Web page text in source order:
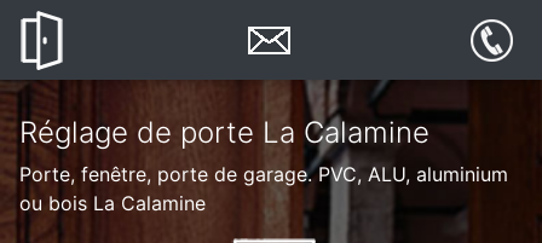
Réglage de porte La Calamine
Porte, fenêtre, porte de garage. PVC, ALU, aluminium
ou bois La Calamine